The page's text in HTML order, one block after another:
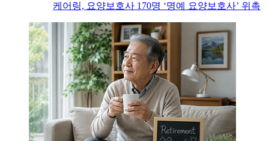
케어링, 요양보호사 170명 ‘명예 요양보호사’ 위촉